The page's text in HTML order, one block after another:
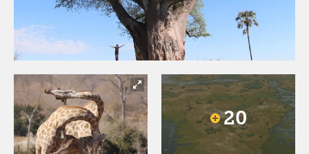
20